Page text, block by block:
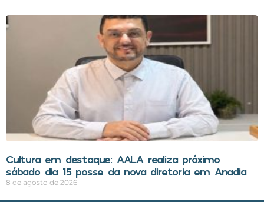
Cultura em destaque: AALA realiza próximo
sábado dia 15 posse da nova diretoria em Anadia
8 de agosto de 2026